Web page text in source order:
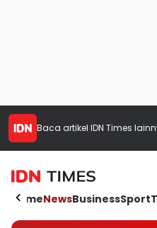
Baca artikel IDN Times
HomeNewsBusinessSport